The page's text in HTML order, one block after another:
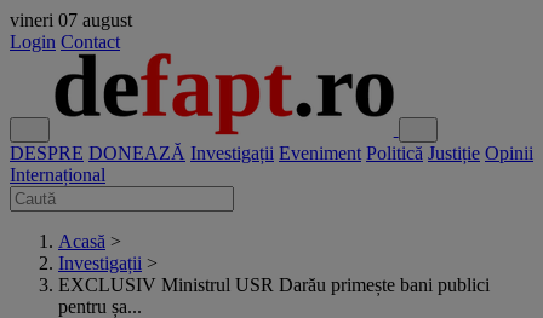
vineri 07 august
Login Contact
DESPRE DONEAZĂ Investigații Eveniment Politică Justiție Opinii
Internațional
Acasă >
Investigații >
EXCLUSIV Ministrul USR Darău primește bani publici
pentru șa...